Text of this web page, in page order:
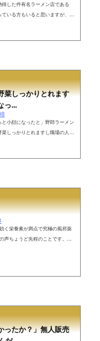
した件有名ラーメン店である
いる方もいると思いますが、貼
菜しっかりとれます
っ...
小顔になったと」野郎ラーメン
しっかりとれますし職場の人に
く栄養素が満点で究極の風邪薬
声ちょうど先程のことです。風
ったか？」無人販売